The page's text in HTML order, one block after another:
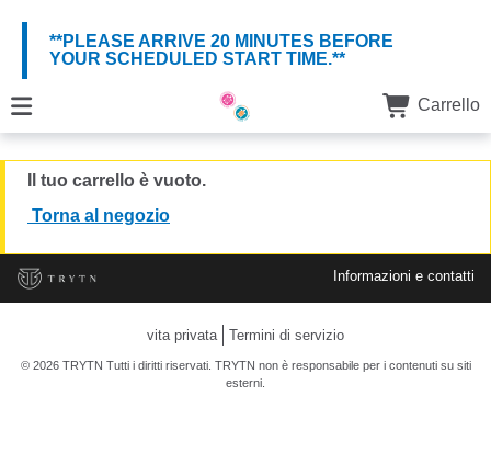
**PLEASE ARRIVE 20 MINUTES BEFORE
YOUR SCHEDULED START TIME.**
Carrello
Il tuo carrello è vuoto.
Torna al negozio
Informazioni e contatti
vita privata Termini di servizio
© 2026 TRYTN Tutti i diritti riservati. TRYTN non è responsabile per i contenuti su siti
esterni.